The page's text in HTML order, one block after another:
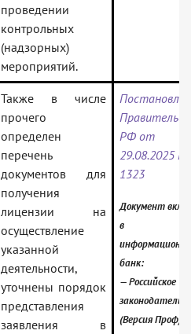
проведении
контрольных
(надзорных)
мероприятий.
Также в числе
прочего
определен
перечень
документов для
получения
лицензии на
осуществление
указанной
деятельности,
уточнены порядок
представления
заявления в
РФ от
29.08.2025 N
1323
Документ
в
банк:
— Российское
(Версия Проф)